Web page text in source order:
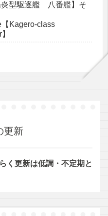
炎型駆逐艦 八番艦】そ
Kagero-class
更新
く更新は低調・不定期と